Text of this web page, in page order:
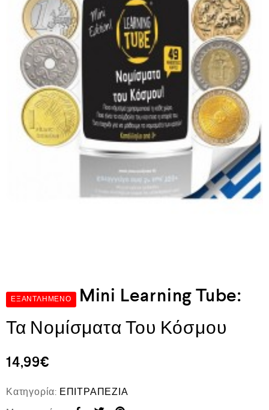
ΕΞΑΝΤΛΗΜΈΝΟ
Mini Learning Tube:
Τα Νομίσματα Του Κόσμου
14,99€
Κατηγορία: ΕΠΙΤΡΑΠΕΖΙΑ